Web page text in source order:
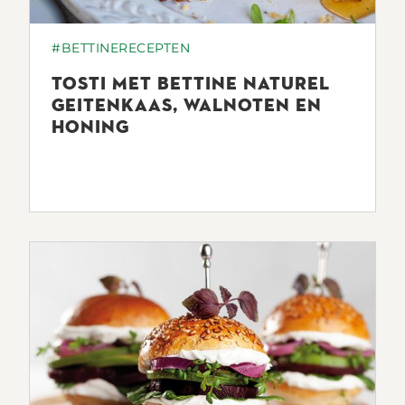
#BETTINERECEPTEN
TOSTI MET BETTINE NATUREL
GEITENKAAS, WALNOTEN EN
HONING